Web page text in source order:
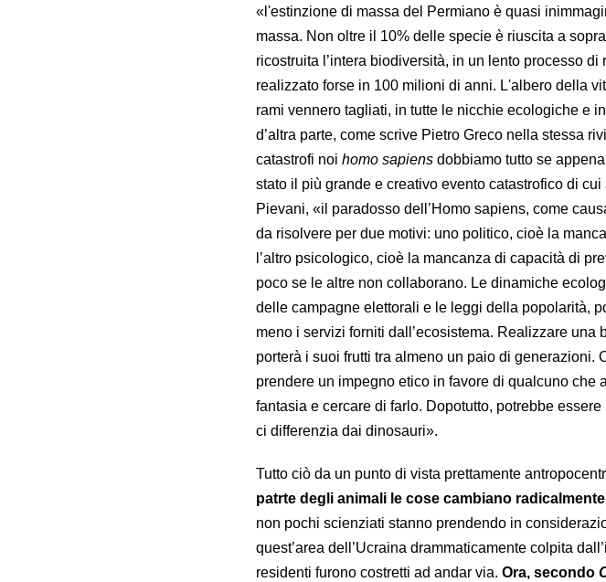
«l'estinzione di massa del Permiano è quasi
massa. Non oltre il 10% delle specie è riuscita a
ricostruita l’intera biodiversità, in un lento processo
realizzato forse in 100 milioni di anni. L'albero della
rami vennero tagliati, in tutte le nicchie ecologiche e
d’altra parte, come scrive Pietro Greco nella stessa
catastrofi noi homo sapiens dobbiamo tutto se
stato il più grande e creativo evento catastrofico di
Pievani, «il paradosso dell’Homo sapiens, come
da risolvere per due motivi: uno politico, cioè la
l’altro psicologico, cioè la mancanza di capacità di
poco se le altre non collaborano. Le dinamiche
delle campagne elettorali e le leggi della popolarità,
meno i servizi forniti dall’ecosistema. Realizzare una
porterà i suoi frutti tra almeno un paio di generazioni.
prendere un impegno etico in favore di qualcuno che
fantasia e cercare di farlo. Dopotutto, potrebbe
ci differenzia dai dinosauri».
Tutto ciò da un punto di vista prettamente
patrte degli animali le cose cambiano radicalmente
non pochi scienziati stanno prendendo in
quest’area dell’Ucraina drammaticamente colpita
residenti furono costretti ad andar via. Ora, secondo